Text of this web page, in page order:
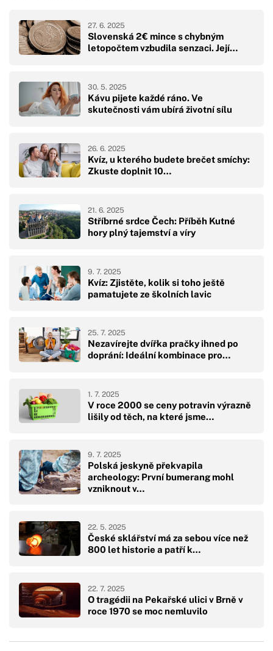
Slovenská 2€ mince s chybným
letopočtem vzbudila senzaci. Její…
27. 6. 2025
Kávu pijete každé ráno. Ve
skutečnosti vám ubírá životní sílu
30. 5. 2025
Kvíz, u kterého budete brečet smíchy:
Zkuste doplnit 10…
26. 6. 2025
Stříbrné srdce Čech: Příběh Kutné
hory plný tajemství a víry
21. 6. 2025
Kvíz: Zjistěte, kolik si toho ještě
pamatujete ze školních lavic
9. 7. 2025
Nezavírejte dvířka pračky ihned po
doprání: Ideální kombinace pro…
25. 7. 2025
V roce 2000 se ceny potravin výrazně
lišily od těch, na které jsme…
1. 7. 2025
Polská jeskyně překvapila
archeology: První bumerang mohl
vzniknout v…
9. 7. 2025
České sklářství má za sebou více než
800 let historie a patří k…
22. 5. 2025
O tragédii na Pekařské ulici v Brně v
roce 1970 se moc nemluvilo
22. 7. 2025